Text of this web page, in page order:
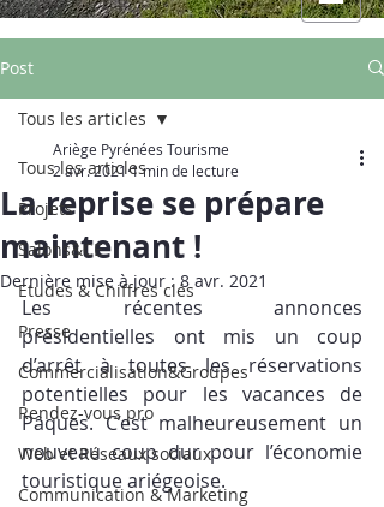
Post
Tous les articles
Projets
Salons&CE
Etudes & Chiffres clés
Presse
Commercialisation&Groupes
Rendez-vous pro
Web et Réseaux sociaux
Communication & Marketing
Tous les articles
La reprise se prépare
maintenant !
Ariège Pyrénées Tourisme
2 avr. 20211 min de lecture
Dernière mise à jour : 8 avr. 2021
Les récentes annonces
présidentielles ont mis un coup
d’arrêt à toutes les réservations
potentielles pour les vacances de
Pâques. C’est malheureusement un
nouveau coup dur pour l’économie
touristique ariégeoise.